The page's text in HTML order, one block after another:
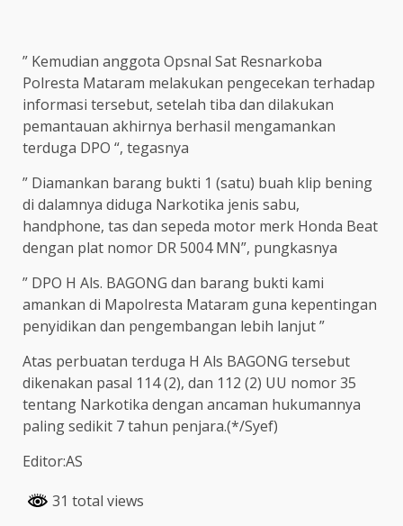
” Kemudian anggota Opsnal Sat Resnarkoba
Polresta Mataram melakukan pengecekan terhadap
informasi tersebut, setelah tiba dan dilakukan
pemantauan akhirnya berhasil mengamankan
terduga DPO “, tegasnya
” Diamankan barang bukti 1 (satu) buah klip bening
di dalamnya diduga Narkotika jenis sabu,
handphone, tas dan sepeda motor merk Honda Beat
dengan plat nomor DR 5004 MN”, pungkasnya
” DPO H Als. BAGONG dan barang bukti kami
amankan di Mapolresta Mataram guna kepentingan
penyidikan dan pengembangan lebih lanjut ”
Atas perbuatan terduga H Als BAGONG tersebut
dikenakan pasal 114 (2), dan 112 (2) UU nomor 35
tentang Narkotika dengan ancaman hukumannya
paling sedikit 7 tahun penjara.(*/Syef)
Editor:AS
31 total views